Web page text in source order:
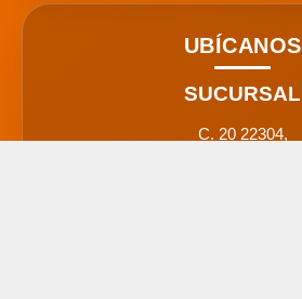
UBÍCANOS
SUCURSAL
C. 20 22304,